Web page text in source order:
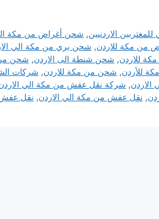
الاردنيين, شحن أغراض من مكة
من مكة للاردن, شحن بري من مكة الي
للاردن, شحن شنطة الى الاردن, شحن من
للأردن, شحن من مكة للاردن, شركات
, شركة نقل عفش من مكة الي
, نقل عفش من مكة الي الاردن, نقل عفش